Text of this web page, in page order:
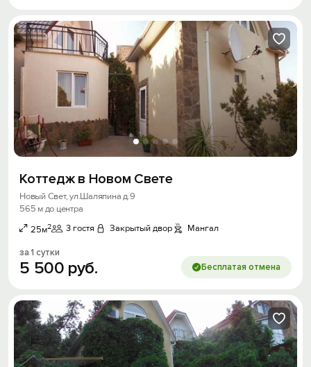
Коттедж в Новом Свете
Новый Свет, ул.Шаляпина д.9
565 м до центра
25м2 3 гостя Закрытый двор Мангал
за 1 сутки
5 500 руб. Бесплатая отмена